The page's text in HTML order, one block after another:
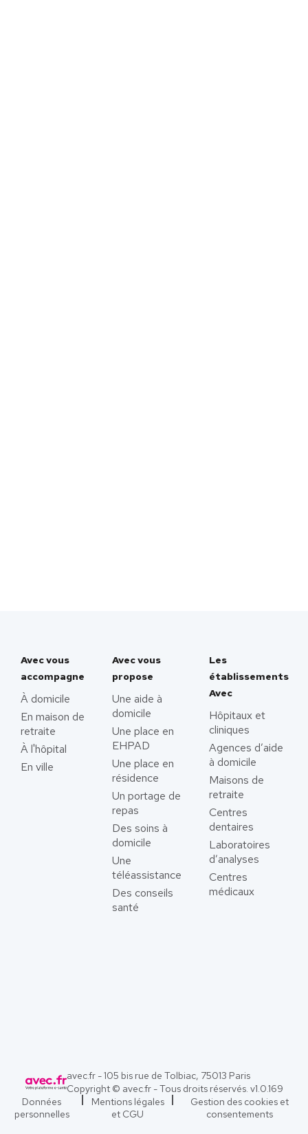
Avec vous
accompagne
À domicile
En maison de
retraite
À l'hôpital
En ville
Avec vous
propose
Une aide à
domicile
Une place en
EHPAD
Une place en
résidence
Un portage de
repas
Des soins à
domicile
Une
téléassistance
Des conseils
santé
Les
établissements
Avec
Hôpitaux et
cliniques
Agences d’aide
à domicile
Maisons de
retraite
Centres
dentaires
Laboratoires
d’analyses
Centres
médicaux
avec.fr - 105 bis rue de Tolbiac, 75013 Paris
Copyright © avec.fr - Tous droits réservés. v1.0.169
Données
personnelles
Mentions légales
et CGU
Gestion des cookies et
consentements